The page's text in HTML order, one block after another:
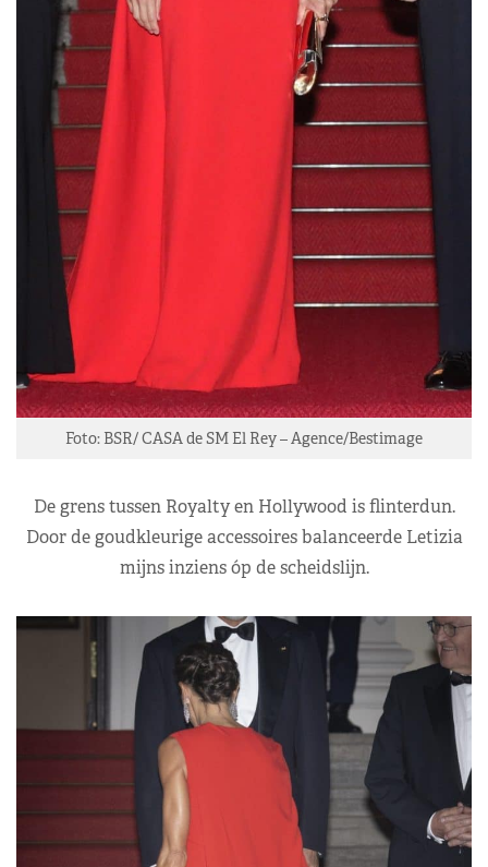
Foto: BSR/ CASA de SM El Rey – Agence/Bestimage
De grens tussen Royalty en Hollywood is flinterdun.
Door de goudkleurige accessoires balanceerde Letizia
mijns inziens óp de scheidslijn.